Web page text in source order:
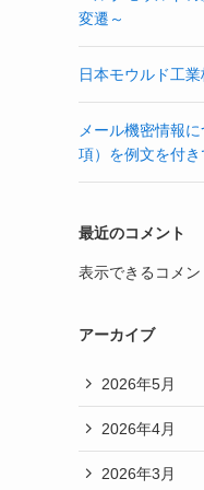
変遷～
日本モウルド工
メール機密情報
項）を例文を付き
最近のコメント
表示できるコメン
アーカイブ
2026年5月
2026年4月
2026年3月